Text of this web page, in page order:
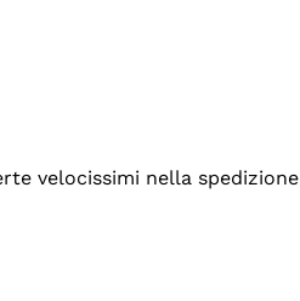
velocissimi nella spedizione